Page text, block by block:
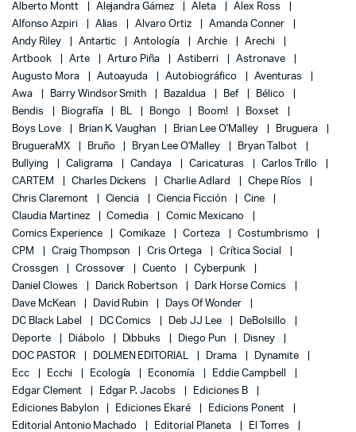
Alberto Montt
Alejandra Gámez Aleta
Alex Ross
Alfonso Azpiri
Alias Alvaro Ortiz
Amanda Conner
Andy Riley
Antartic Antología Archie
Arechi
Artbook
Arte Arturo Piña Astiberri
Astronave
Augusto Mora
Autoayuda Autobiográfico
Aventuras
Awa
Barry Windsor Smith Bazaldua Bef
Bélico
Bendis
Biografía BL Bongo Boom!
Boxset
Boys Love
Brian K. Vaughan Brian Lee O'Malley
Bruguera
BrugueraMX
Bruño Bryan Lee O'Malley
Bryan Talbot
Bullying
Caligrama Candaya Caricaturas
Carlos Trillo
CARTEM
Charles Dickens Charlie Adlard
Chepe Ríos
Chris Claremont
Ciencia Ciencia Ficción
Cine
Claudia Martinez
Comedia
Comic Mexicano
Comics Experience
Comikaze Corteza
Costumbrismo
CPM
Craig Thompson Cris Ortega
Crítica Social
Crossgen
Crossover Cuento
Cyberpunk
Daniel Clowes
Darick Robertson
Dark Horse Comics
Dave McKean
David Rubin
Days Of Wonder
DC Black Label
DC Comics Deb JJ Lee
DeBolsillo
Deporte
Diábolo Dibbuks Diego Pun
Disney
DOC PASTOR
DOLMEN EDITORIAL Drama
Dynamite
Ecc
Ecchi Ecología Economía
Eddie Campbell
Edgar Clement
Edgar P. Jacobs
Ediciones B
Ediciones Babylon
Ediciones Ekaré
Edicions Ponent
Editorial Antonio Machado
Editorial Planeta
El Torres